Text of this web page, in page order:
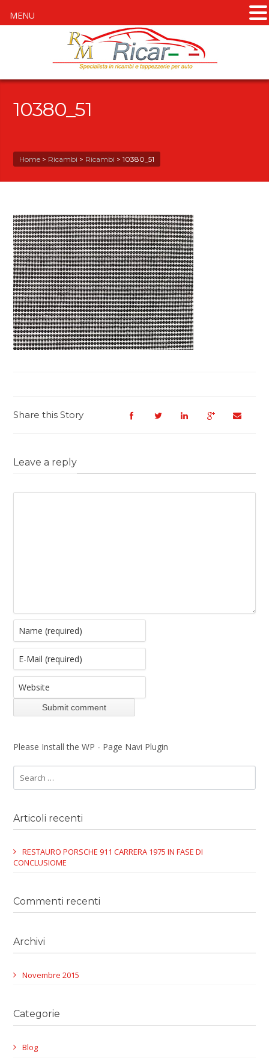
10380_51
Home > Ricambi > Ricambi >10380_51
Share this Story
Leave a reply
Please Install the WP - Page Navi Plugin
Articoli recenti
RESTAURO PORSCHE 911 CARRERA 1975 IN FASE DI
CONCLUSIOME
Commenti recenti
Archivi
Novembre 2015
Categorie
Blog
MENU